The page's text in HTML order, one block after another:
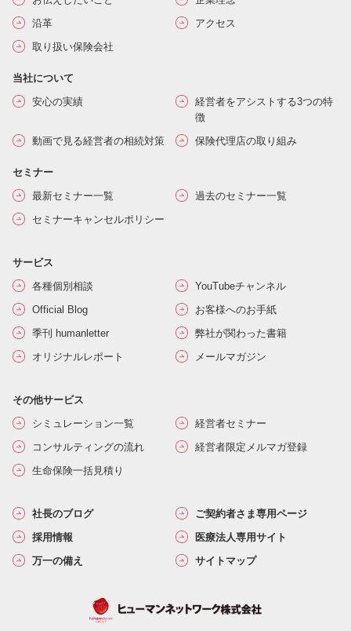
沿革
アクセス
取り扱い保険会社
当社について
安心の実績
経営者をアシストする3つの特
徴
動画で見る経営者の相続対策
保険代理店の取り組み
セミナー
最新セミナー一覧
過去のセミナー一覧
セミナーキャンセルポリシー
サービス
各種個別相談
YouTubeチャンネル
Official Blog
お客様へのお手紙
季刊 humanletter
弊社が関わった書籍
オリジナルレポート
メールマガジン
その他サービス
シミュレーション一覧
経営者セミナー
コンサルティングの流れ
経営者限定メルマガ登録
生命保険一括見積り
社長のブログ
ご契約者さま専用ページ
採用情報
医療法人専用サイト
万一の備え
サイトマップ